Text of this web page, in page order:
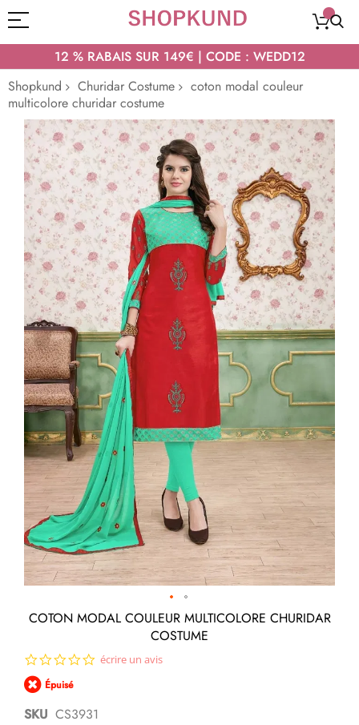
12 % RABAIS SUR 149€ | CODE : WEDD12
Shopkund
Churidar Costume
coton modal couleur
multicolore churidar costume
Passer
à
fin
de
la
galerie
d’images
Passer
de
la
Galerie
d’images
COTON MODAL COULEUR MULTICOLORE CHURIDAR
COSTUME
0.0
écrire un avis
Épuisé
SKU CS3931